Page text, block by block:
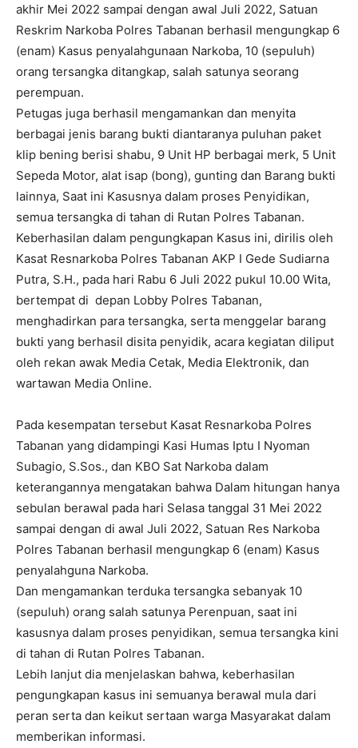
akhir Mei 2022 sampai dengan awal Juli 2022, Satuan
Reskrim Narkoba Polres Tabanan berhasil mengungkap 6
(enam) Kasus penyalahgunaan Narkoba, 10 (sepuluh)
orang tersangka ditangkap, salah satunya seorang
perempuan.
Petugas juga berhasil mengamankan dan menyita
berbagai jenis barang bukti diantaranya puluhan paket
klip bening berisi shabu, 9 Unit HP berbagai merk, 5 Unit
Sepeda Motor, alat isap (bong), gunting dan Barang bukti
lainnya, Saat ini Kasusnya dalam proses Penyidikan,
semua tersangka di tahan di Rutan Polres Tabanan.
Keberhasilan dalam pengungkapan Kasus ini, dirilis oleh
Kasat Resnarkoba Polres Tabanan AKP I Gede Sudiarna
Putra, S.H., pada hari Rabu 6 Juli 2022 pukul 10.00 Wita,
bertempat di depan Lobby Polres Tabanan,
menghadirkan para tersangka, serta menggelar barang
bukti yang berhasil disita penyidik, acara kegiatan diliput
oleh rekan awak Media Cetak, Media Elektronik, dan
wartawan Media Online.
Pada kesempatan tersebut Kasat Resnarkoba Polres
Tabanan yang didampingi Kasi Humas Iptu I Nyoman
Subagio, S.Sos., dan KBO Sat Narkoba dalam
keterangannya mengatakan bahwa Dalam hitungan hanya
sebulan berawal pada hari Selasa tanggal 31 Mei 2022
sampai dengan di awal Juli 2022, Satuan Res Narkoba
Polres Tabanan berhasil mengungkap 6 (enam) Kasus
penyalahguna Narkoba.
Dan mengamankan terduka tersangka sebanyak 10
(sepuluh) orang salah satunya Perenpuan, saat ini
kasusnya dalam proses penyidikan, semua tersangka kini
di tahan di Rutan Polres Tabanan.
Lebih lanjut dia menjelaskan bahwa, keberhasilan
pengungkapan kasus ini semuanya berawal mula dari
peran serta dan keikut sertaan warga Masyarakat dalam
memberikan informasi.